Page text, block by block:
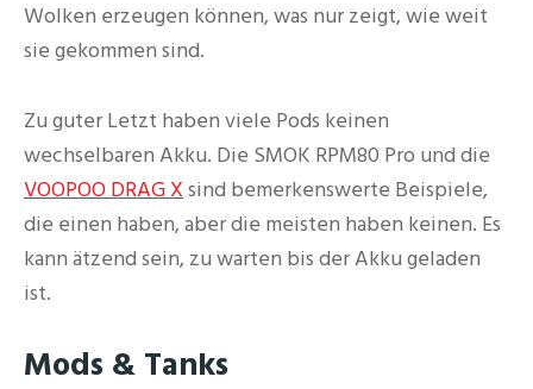
Wolken erzeugen können, was nur zeigt, wie weit
sie gekommen sind.
Zu guter Letzt haben viele Pods keinen
wechselbaren Akku. Die SMOK RPM80 Pro und die
VOOPOO DRAG Xsind bemerkenswerte Beispiele,
die einen haben, aber die meisten haben keinen. Es
kann ätzend sein, zu warten bis der Akku geladen
ist.
Mods & Tanks